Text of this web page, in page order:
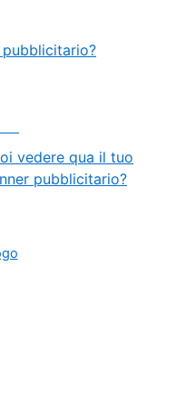
vedere qua il tuo
pubblicitario?